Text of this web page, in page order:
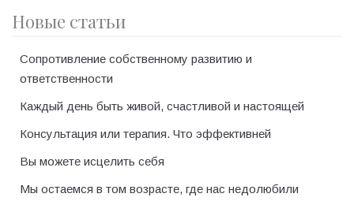
Новые статьи
Сопротивление собственному развитию и
ответственности
Каждый день быть живой, счастливой и настоящей
Консультация или терапия. Что эффективней
Вы можете исцелить себя
Мы остаемся в том возрасте, где нас недолюбили